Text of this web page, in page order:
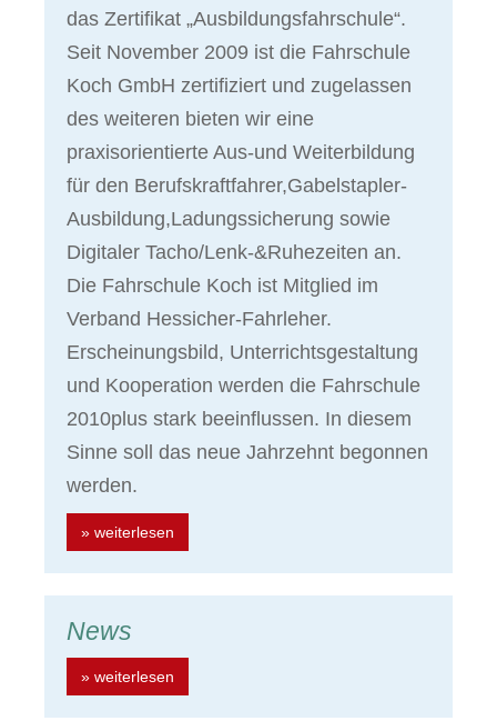
das Zertifikat „Ausbildungsfahrschule“.
Seit November 2009 ist die Fahrschule
Koch GmbH zertifiziert und zugelassen
des weiteren bieten wir eine
praxisorientierte Aus-und Weiterbildung
für den Berufskraftfahrer,Gabelstapler-
Ausbildung,Ladungssicherung sowie
Digitaler Tacho/Lenk-&Ruhezeiten an.
Die Fahrschule Koch ist Mitglied im
Verband Hessicher-Fahrleher.
Erscheinungsbild, Unterrichtsgestaltung
und Kooperation werden die Fahrschule
2010plus stark beeinflussen. In diesem
Sinne soll das neue Jahrzehnt begonnen
werden.
» weiterlesen
News
» weiterlesen